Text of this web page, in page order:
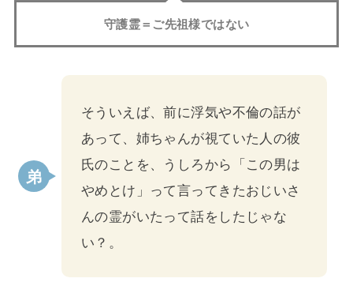
守護霊＝ご先祖様ではない
そういえば、前に浮気や不倫の話が
あって、姉ちゃんが視ていた人の彼
氏のことを、うしろから「この男は
やめとけ」って言ってきたおじいさ
んの霊がいたって話をしたじゃな
い？。